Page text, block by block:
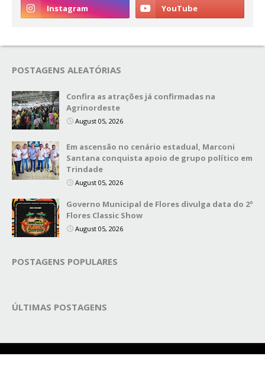
POSTAGENS ALEATÓRIAS
Confira as atrações já confirmadas na
Agrinordeste
August 05, 2026
Em ascensão no cenário estadual, Marconi
Santana conquista apoio de grupo político em
Trindade
August 05, 2026
Governo Municipal de Flores divulga data do 2º
Flores Classic Show
August 05, 2026
POSTAGENS POPULARES
ÚLTIMAS POSTAGENS